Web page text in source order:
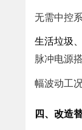
无需中控
生活垃圾
脉冲电源
幅波动工况
四、改造